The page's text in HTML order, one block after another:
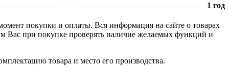
1 год
покупки и оплаты. Вся информация на сайте о товарах
Вас при покупке проверять наличие желаемых функций и
товара и место его производства.